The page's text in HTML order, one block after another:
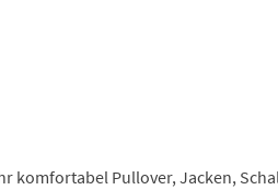
Pullover, Jacken,